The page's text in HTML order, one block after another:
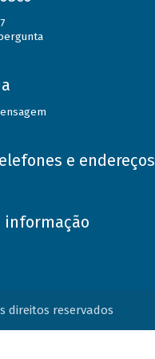
e endereços
informação
direitos reservados